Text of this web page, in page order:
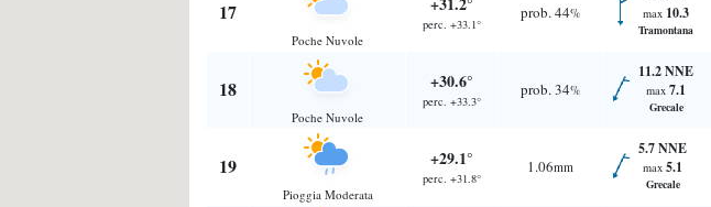
17
Poche Nuvole
perc. +33.1°
prob. 44% max 10.3
Tramontana
18
Poche Nuvole
+30.6°
perc. +33.3°
prob. 34%
11.2 NNE
max 7.1
Grecale
19
Pioggia Moderata
+29.1°
perc. +31.8°
1.06mm
5.7 NNE
max 5.1
Grecale